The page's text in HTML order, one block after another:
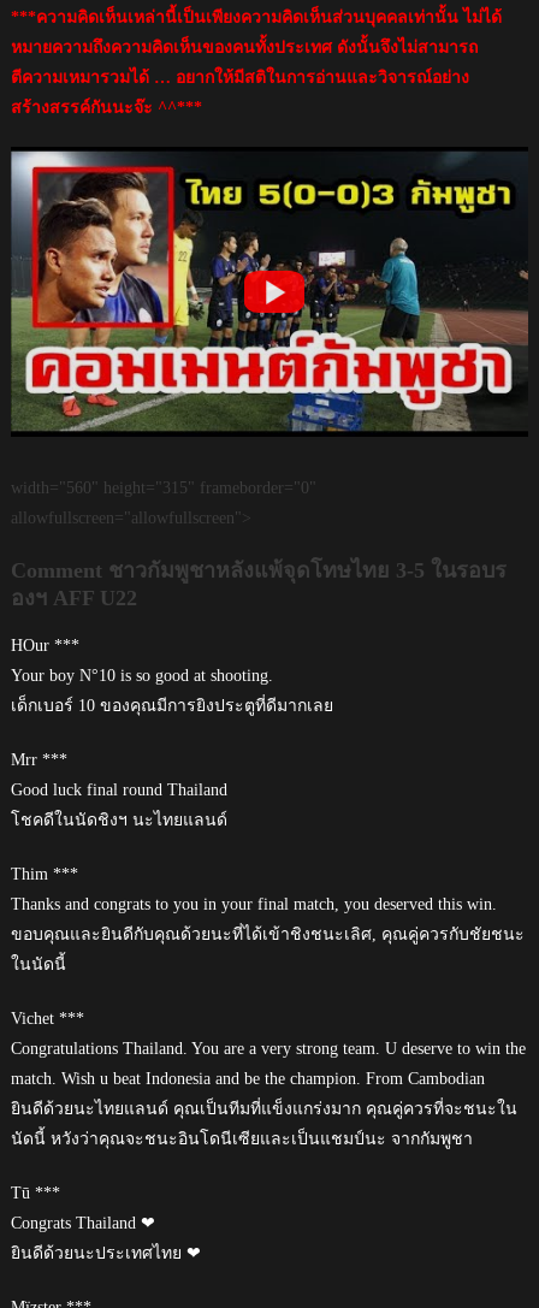
***ความคิดเห็นเหล่านี้เป็นเพียงความคิดเห็นส่วนบุคคลเท่านั้น ไม่ได้
หมายความถึงความคิดเห็นของคนทั้งประเทศ ดังนั้นจึงไม่สามารถ
ตีความเหมารวมได้ … อยากให้มีสติในการอ่านและวิจารณ์อย่าง
สร้างสรรค์กันนะจ๊ะ ^^***
width="560" height="315" frameborder="0"
allowfullscreen="allowfullscreen">
Comment ชาวกัมพูชาหลังแพ้จุดโทษไทย 3-5 ในรอบร
องฯ AFF U22
HOur ***
Your boy N°10 is so good at shooting.
เด็กเบอร์ 10 ของคุณมีการยิงประตูที่ดีมากเลย
Mrr ***
Good luck final round Thailand
โชคดีในนัดชิงฯ นะไทยแลนด์
Thim ***
Thanks and congrats to you in your final match, you deserved this win.
ขอบคุณและยินดีกับคุณด้วยนะที่ได้เข้าชิงชนะเลิศ, คุณคู่ควรกับชัยชนะ
ในนัดนี้
Vichet ***
Congratulations Thailand. You are a very strong team. U deserve to win the
match. Wish u beat Indonesia and be the champion. From Cambodian
ยินดีด้วยนะไทยแลนด์ คุณเป็นทีมที่แข็งแกร่งมาก คุณคู่ควรที่จะชนะใน
นัดนี้ หวังว่าคุณจะชนะอินโดนีเซียและเป็นแชมป์นะ จากกัมพูชา
Tū ***
Congrats Thailand ❤
ยินดีด้วยนะประเทศไทย ❤